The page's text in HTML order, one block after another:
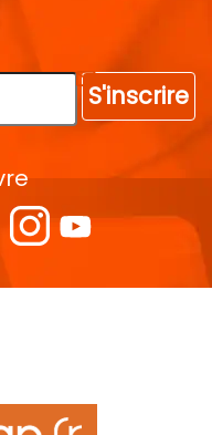
S'inscrire